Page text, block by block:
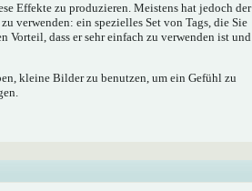
Effekte zu produzieren. Meistens hat jedoch der
verwenden: ein spezielles Set von Tags, die Sie
dass er sehr einfach zu verwenden ist und
kleine Bilder zu benutzen, um ein Gefühl zu